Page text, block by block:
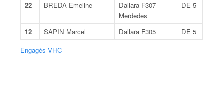
22 BREDA Emeline
Dallara F307
Merdedes
DE 5
12 SAPIN Marcel Dallara F305
DE 5
Engagés VHC